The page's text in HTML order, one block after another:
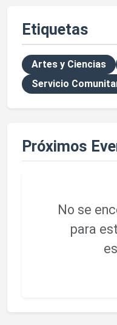
Etiquetas
Artes y Ciencias
Servicio
Próximos
No se
para